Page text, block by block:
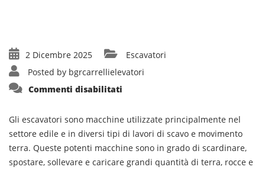
2 Dicembre 2025
Escavatori
Posted by bgrcarrellielevatori
Commenti disabilitati
Gli escavatori sono macchine utilizzate principalmente nel
settore edile e in diversi tipi di lavori di scavo e movimento
terra. Queste potenti macchine sono in grado di scardinare,
spostare, sollevare e caricare grandi quantità di terra, rocce e